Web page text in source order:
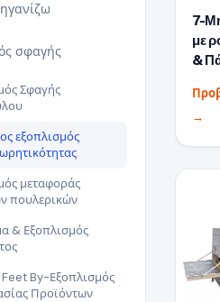
σφαγής
Σφαγής
εξοπλισμός
μεταφοράς
πουλερικών
& Εξοπλισμός
By-Εξοπλισμός
Προϊόντων
7-
με
&
→